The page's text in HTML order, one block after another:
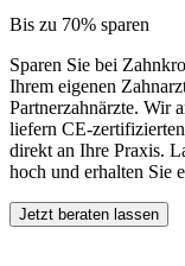
Bis zu 70% sparen
Sparen Sie bei
Ihrem eigenen
Partnerzahnärzte. Wir
liefern CE-
direkt an Ihre Praxis.
hoch und erhalten Sie
Jetzt beraten lassen